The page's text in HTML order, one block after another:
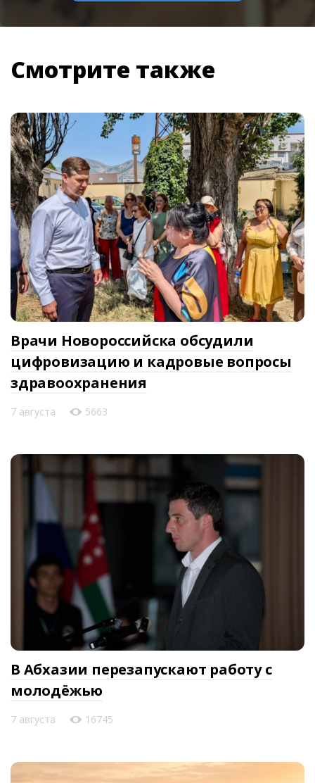
Смотрите также
Врачи Новороссийска обсудили
цифровизацию и кадровые вопросы
здравоохранения
7 августа 5663
В Абхазии перезапускают работу с
молодёжью
7 августа 16745